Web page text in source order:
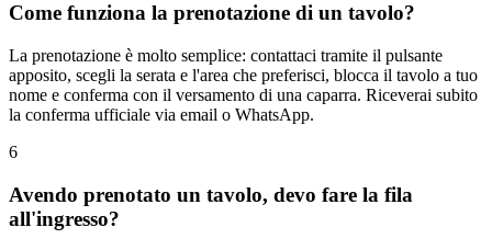
Come funziona la prenotazione di un tavolo?
La prenotazione è molto semplice: contattaci tramite il pulsante
apposito, scegli la serata e l'area che preferisci, blocca il tavolo a tuo
nome e conferma con il versamento di una caparra. Riceverai subito
la conferma ufficiale via email o WhatsApp.
6
Avendo prenotato un tavolo, devo fare la fila
all'ingresso?